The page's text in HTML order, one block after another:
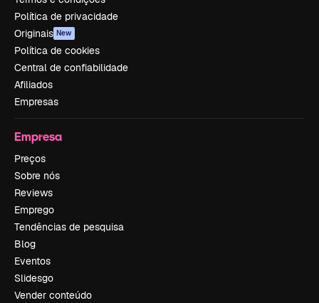
Política de privacidade
Originais New
Política de cookies
Central de confiabilidade
Afiliados
Empresas
Empresa
Preços
Sobre nós
Reviews
Emprego
Tendências de pesquisa
Blog
Eventos
Slidesgo
Vender conteúdo